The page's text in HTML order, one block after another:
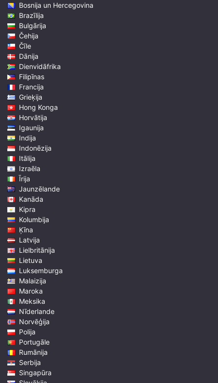
Bosnija un Hercegovina
Brazīlija
Bulgārija
Čehija
Čīle
Dānija
Dienvidāfrika
Filipīnas
Francija
Grieķija
Hong Konga
Horvātija
Igaunija
Indija
Indonēzija
Itālija
Izraēla
Īrija
Jaunzēlande
Kanāda
Kipra
Kolumbija
Ķīna
Latvija
Lielbritānija
Lietuva
Luksemburga
Malaizija
Maroka
Meksika
Nīderlande
Norvēģija
Polija
Portugāle
Rumānija
Serbija
Singapūra